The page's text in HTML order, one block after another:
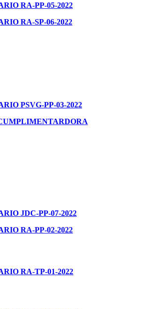
RA-PP-05-2022
RA-SP-06-2022
PSVG-PP-03-2022
JDC-PP-07-2022
RA-PP-02-2022
RA-TP-01-2022